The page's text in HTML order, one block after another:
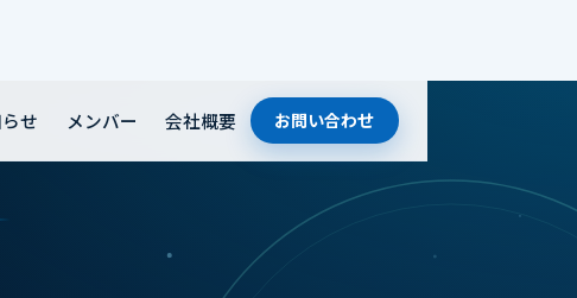
せ メンバー 会社概要 お問い合わせ